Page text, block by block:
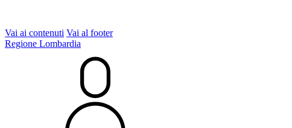
Vai ai contenuti Vai al footer
Regione Lombardia